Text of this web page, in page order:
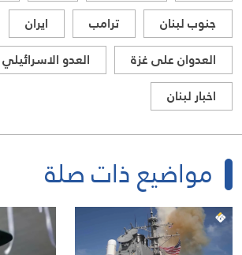
جنوب لبنان
ترامب
ايران
العدوان على غزة
العدو الاسرائيلي
اخبار لبنان
مواضيع ذات صلة